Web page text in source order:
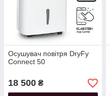
Осушувач повітря DryFy
Connect 50
18 500 ₴